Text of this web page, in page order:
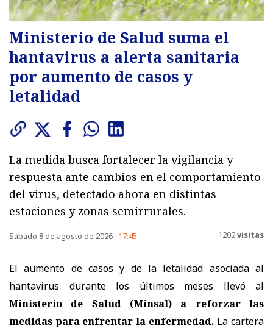
Ministerio de Salud suma el
hantavirus a alerta sanitaria
por aumento de casos y
letalidad
La medida busca fortalecer la vigilancia y
respuesta ante cambios en el comportamiento
del virus, detectado ahora en distintas
estaciones y zonas semirrurales.
Sábado 8 de agosto de 2026 17:45 1202visitas
El aumento de casos y de la letalidad asociada al
hantavirus durante los últimos meses llevó al
Ministerio de Salud (Minsal) a reforzar las
medidas para enfrentar la enfermedad. La cartera